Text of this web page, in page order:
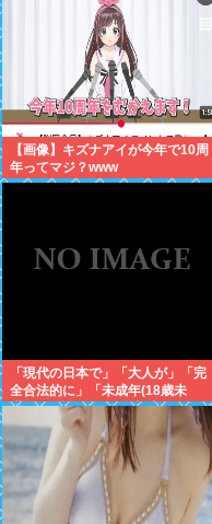
【画像】キズナアイが今年で10周
年ってマジ？www
「現代の日本で」「大人が」「完
全合法的に」「未成年(18歳未
満)」と性行為をする方法ってある
の？